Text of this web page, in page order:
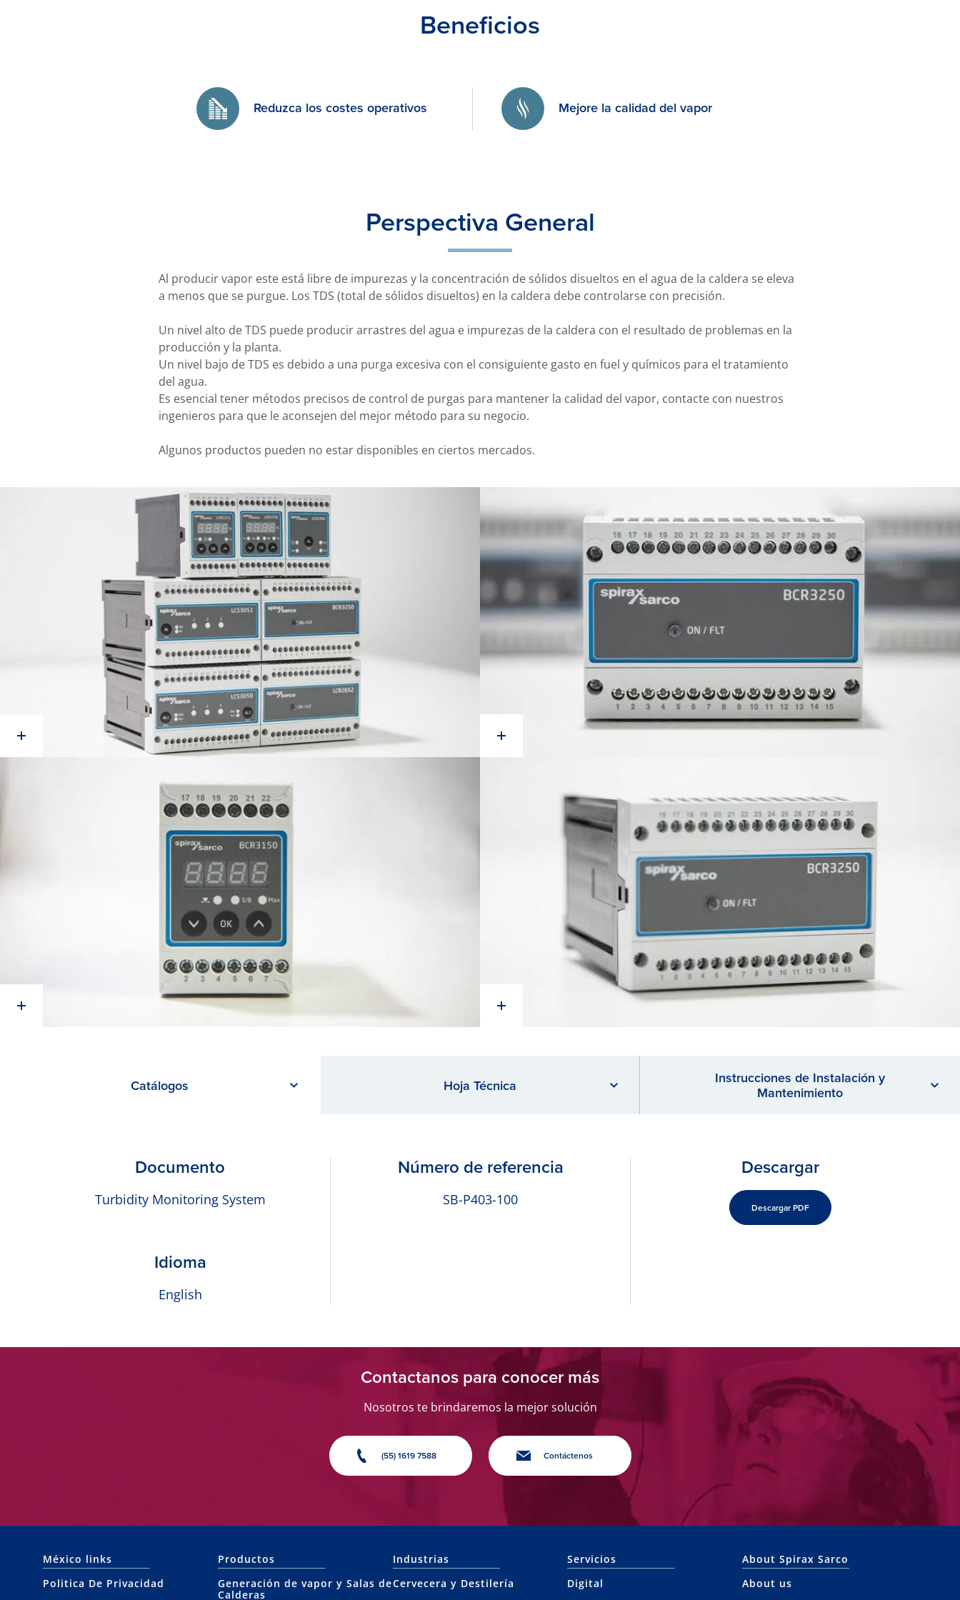
Beneficios
Reduzca los costes operativos Mejore la calidad del vapor
Perspectiva General
Al producir vapor este está libre de impurezas y la concentración de sólidos disueltos en el agua de la caldera se eleva
a menos que se purgue. Los TDS (total de sólidos disueltos) en la caldera debe controlarse con precisión.
Un nivel alto de TDS puede producir arrastres del agua e impurezas de la caldera con el resultado de problemas en la
producción y la planta.
Un nivel bajo de TDS es debido a una purga excesiva con el consiguiente gasto en fuel y químicos para el tratamiento
del agua.
Es esencial tener métodos precisos de control de purgas para mantener la calidad del vapor, contacte con nuestros
ingenieros para que le aconsejen del mejor método para su negocio.
Algunos productos pueden no estar disponibles en ciertos mercados.
Catálogos Hoja Técnica
Instrucciones de Instalación y
Mantenimiento
Documento
Turbidity Monitoring System
Idioma
English
Número de referencia
SB-P403-100
Descargar
Descargar PDF
Contactanos para conocer más
Nosotros te brindaremos la mejor solución
(55) 1619 7588 Contáctenos
México links
Politica De Privacidad
Productos
Generación de vapor y Salas de
Calderas
Industrias
Cervecera y Destilería
Servicios
Digital
About Spirax Sarco
About us